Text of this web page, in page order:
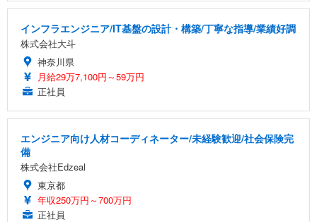
インフラエンジニア/IT基盤の設計・構築/丁寧な指導/業績好調
株式会社大斗
神奈川県
月給29万7,100円～59万円
正社員
エンジニア向け人材コーディネーター/未経験歓迎/社会保険完
備
株式会社Edzeal
東京都
年収250万円～700万円
正社員